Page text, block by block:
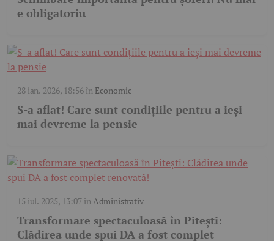
e obligatoriu
28 ian. 2026, 18:56în Economic
S-a aflat! Care sunt condițiile pentru a ieși
mai devreme la pensie
15 iul. 2025, 13:07în Administrativ
⁠Transformare spectaculoasă în Pitești:
Clădirea unde spui DA a fost complet